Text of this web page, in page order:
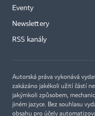
Eventy
Newslettery
RSS kanály
Autorská práva vykonává
zakázáno jakékoli užití částí
jakýmkoli způsobem,
jiném jazyce. Bez souhlasu
obsahu pro účely